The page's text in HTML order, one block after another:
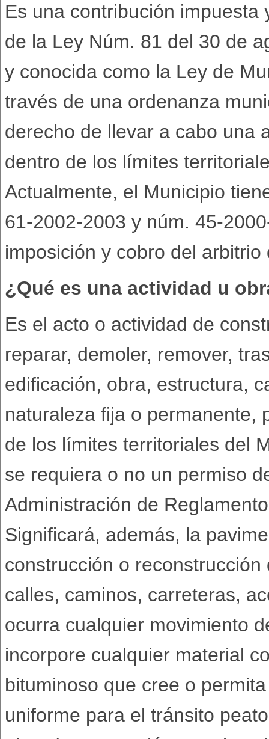
Es una contribución
de la Ley Núm. 81 del 30 de
y conocida como la Ley de
través de una ordenanza
derecho de llevar a cabo una
dentro de los límites
Actualmente, el Municipio
61-2002-2003 y núm. 45-
imposición y cobro del arbitrio
¿Qué es una actividad u
Es el acto o actividad de
reparar, demoler, remover,
edificación, obra, estructura,
naturaleza fija o permanente,
de los límites territoriales del
se requiera o no un permiso
Administración de
Significará, además, la
construcción o
calles, caminos, carreteras,
ocurra cualquier movimiento
incorpore cualquier material
bituminoso que cree o
uniforme para el tránsito